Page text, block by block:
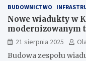
BUDOWNICTWO
Nowe wiadukty w
modernizowanym
21 sierpnia 2025
Budowa zespołu